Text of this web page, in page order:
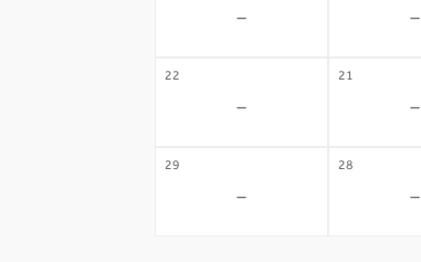
-
-
21
-
22
-
28
-
29
-